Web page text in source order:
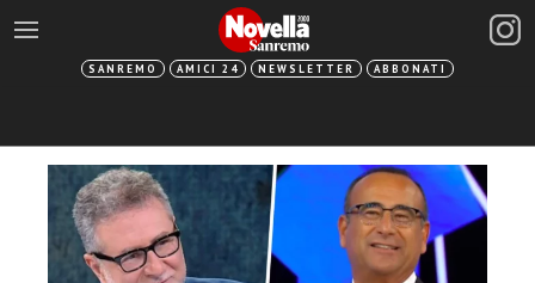
SANREMO AMICI 24 NEWSLETTER ABBONATI